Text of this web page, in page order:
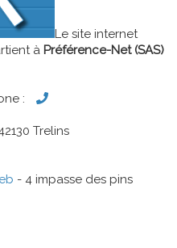
Le site internet
à Préférence-Net (SAS)
:
Trelins
- 4 impasse des pins